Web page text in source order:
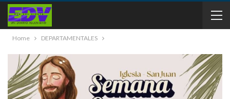
Home DEPARTAMENTALES